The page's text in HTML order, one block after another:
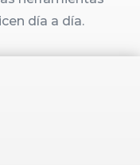
día a día.